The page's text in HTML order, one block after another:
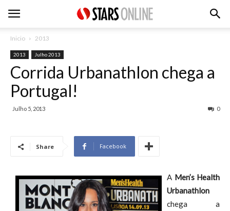
Inicio 2013
2013 Julho 2013
Corrida Urbanathlon chega a
Portugal!
Julho 5, 2013 0
Share Facebook
A Men’s Health
Urbanathlon
chega a